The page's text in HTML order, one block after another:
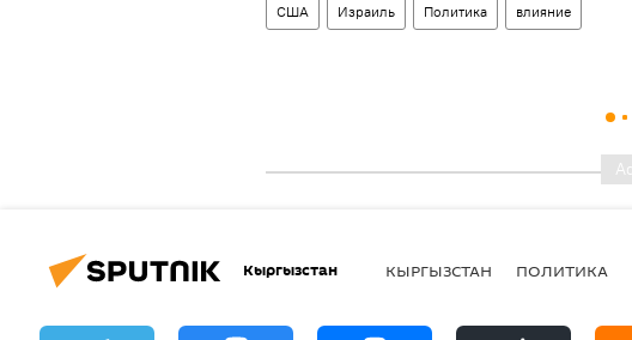
США Израиль Политика влияние
Кыргызстан КЫРГЫЗСТАН ПОЛИТИКА